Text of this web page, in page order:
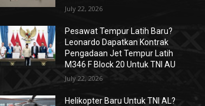
July 22, 2026
Pesawat Tempur Latih Baru?
Leonardo Dapatkan Kontrak
Pengadaan Jet Tempur Latih
M346 F Block 20 Untuk TNI AU
July 22, 2026
Helikopter Baru Untuk TNI AL?